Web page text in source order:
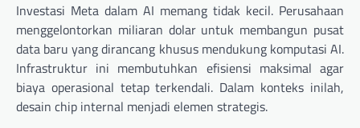
Investasi Meta dalam AI memang tidak kecil. Perusahaan
menggelontorkan miliaran dolar untuk membangun pusat
data baru yang dirancang khusus mendukung komputasi AI.
Infrastruktur ini membutuhkan efisiensi maksimal agar
biaya operasional tetap terkendali. Dalam konteks inilah,
desain chip internal menjadi elemen strategis.